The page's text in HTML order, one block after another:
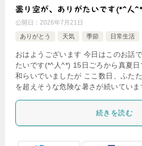
曇り空が、ありがたいです(*^人
公開日： 2026年7月21日
ありがとう
天気 季節 日常生活
おはようございます 今日はこのお話
たいです(*^人^*) 15日ごろから真夏
和らいでいましたが ここ数日、ふた
を超えそうな危険な暑さが続いてい
続きを読む